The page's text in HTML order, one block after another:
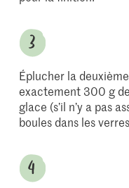
Éplucher la
exactement 300 g
glace (s’il n’y a pas
boules dans les